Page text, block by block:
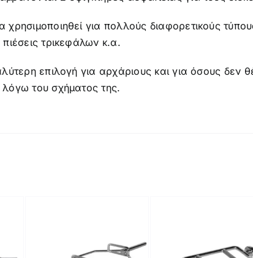
χρησιμοποιηθεί για πολλούς διαφορετικούς
πιέσεις τρικεφάλων κ.α.
επιλογή για αρχάριους και για όσους
του σχήματος της.